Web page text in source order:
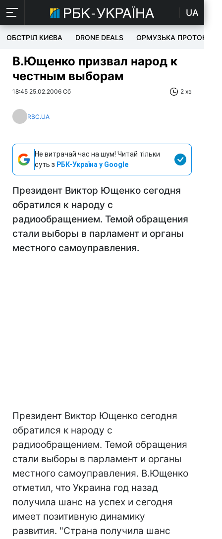
UA
ОБСТРІЛ КИЄВА DRONE DEALS ОРМУЗЬКА ПРОТОКА
В.Ющенко призвал народ к
честным выборам
18:45 25.02.2006 Сб 2 хв
RBC.UA
Не витрачай час на шум! Читай тільки
суть з РБК-Україна у Google
Президент Виктор Ющенко сегодня
обратился к народу с
радиообращением. Темой обращения
стали выборы в парламент и органы
местного самоуправления.
Президент Виктор Ющенко сегодня
обратился к народу с
радиообращением. Темой обращения
стали выборы в парламент и органы
местного самоуправления. В.Ющенко
отметил, что Украина год назад
получила шанс на успех и сегодня
имеет позитивную динамику
развития. "Страна получила шанс